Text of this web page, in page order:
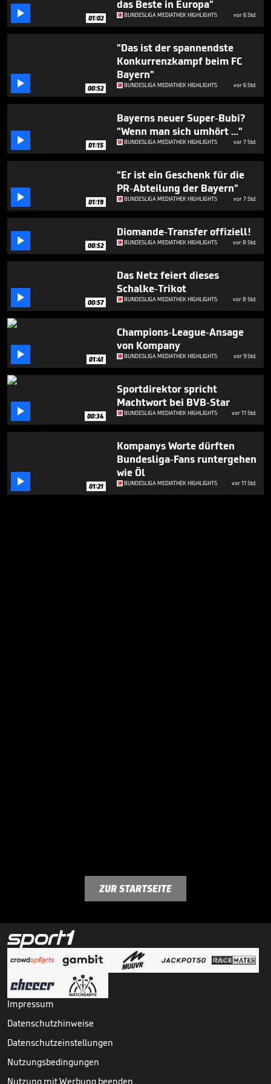
minute,
seconds
 01:02
das Beste in Europa"
BUNDESLIGA MEDIATHEK HIGHLIGHTS vor 6 Std.
 00:52
"Das ist der spannendste
Konkurrenzkampf beim FC
Bayern"
BUNDESLIGA MEDIATHEK HIGHLIGHTS vor 6 Std.
 01:15
Bayerns neuer Super-Bubi?
"Wenn man sich umhört ..."
BUNDESLIGA MEDIATHEK HIGHLIGHTS vor 7 Std.
 01:19
"Er ist ein Geschenk für die
PR-Abteilung der Bayern"
BUNDESLIGA MEDIATHEK HIGHLIGHTS vor 7 Std.
 00:52
Diomande-Transfer offiziell!
BUNDESLIGA MEDIATHEK HIGHLIGHTS vor 8 Std.
 00:57
Das Netz feiert dieses
Schalke-Trikot
BUNDESLIGA MEDIATHEK HIGHLIGHTS vor 8 Std.
 01:41
Champions-League-Ansage
von Kompany
BUNDESLIGA MEDIATHEK HIGHLIGHTS vor 9 Std.
 00:34
Sportdirektor spricht
Machtwort bei BVB-Star
BUNDESLIGA MEDIATHEK HIGHLIGHTS vor 11 Std.
 01:21
Kompanys Worte dürften
Bundesliga-Fans runtergehen
wie Öl
BUNDESLIGA MEDIATHEK HIGHLIGHTS vor 11 Std.
ZUR STARTSEITE
Impressum
Datenschutzhinweise
Datenschutzeinstellungen
Nutzungsbedingungen
Nutzung mit Werbung beenden